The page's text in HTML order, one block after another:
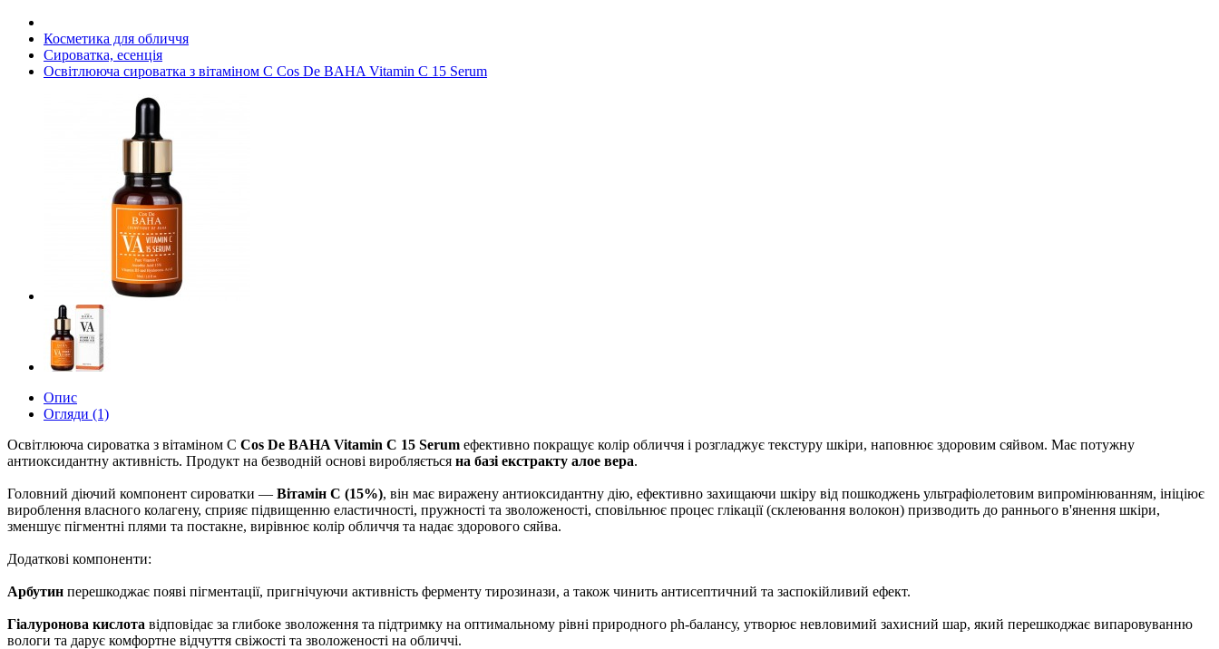
Косметика для обличчя
Сироватка, есенція
Освітлююча сироватка з вітаміном С Cos De BAHA Vitamin C 15 Serum
Опис
Огляди (1)
Освітлююча сироватка з вітаміном С Cos De BAHA Vitamin C 15 Serum ефективно покращує колір обличчя і розгладжує текстуру шкіри, наповнює здоровим сяйвом. Має потужну
антиоксидантну активність. Продукт на безводній основі виробляється на базі екстракту алое вера.
Головний діючий компонент сироватки — Вітамін С (15%), він має виражену антиоксидантну дію, ефективно захищаючи шкіру від пошкоджень ультрафіолетовим випромінюванням, ініціює
вироблення власного колагену, сприяє підвищенню еластичності, пружності та зволоженості, сповільнює процес глікації (склеювання волокон) призводить до раннього в'янення шкіри,
зменшує пігментні плями та постакне, вирівнює колір обличчя та надає здорового сяйва.
Додаткові компоненти:
Арбутин перешкоджає появі пігментації, пригнічуючи активність ферменту тирозинази, а також чинить антисептичний та заспокійливий ефект.
Гіалуронова кислота відповідає за глибоке зволоження та підтримку на оптимальному рівні природного ph-балансу, утворює невловимий захисний шар, який перешкоджає випаровуванню
вологи та дарує комфортне відчуття свіжості та зволоженості на обличчі.